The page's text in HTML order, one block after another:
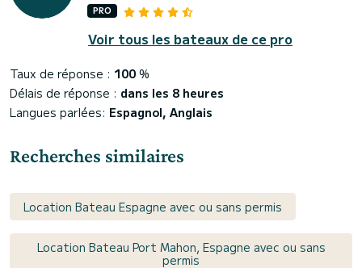
PRO
Voir tous les bateaux de ce pro
Taux de réponse : 100 %
Délais de réponse : dans les 8 heures
Langues parlées: Espagnol, Anglais
Recherches similaires
Location Bateau Espagne avec ou sans permis
Location Bateau Port Mahon, Espagne avec ou sans
permis